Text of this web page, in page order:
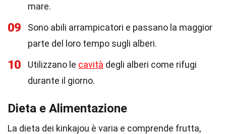
mare.
09
Sono abili arrampicatori e passano la maggior
parte del loro tempo sugli alberi.
10 Utilizzano le cavità degli alberi come rifugi
durante il giorno.
Dieta e Alimentazione
La dieta dei kinkajou è varia e comprende frutta,